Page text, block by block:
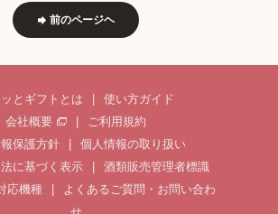
前のページヘ
とギフトとは
使い方ガイド
会社概要
ご利用規約
保護方針
個人情報の取り扱い
に基づく表示
酒類販売管理者標識
応機種
よくあるご質問・お問い合わ